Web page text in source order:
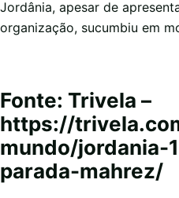
Jordânia, apesar de
organização, sucumbiu em
Fonte: Trivela –
https://
mundo/jordania-
parada-mahrez/